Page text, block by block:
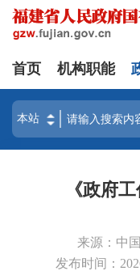
首页 机构职能
《政府
来源：中
发布时间：